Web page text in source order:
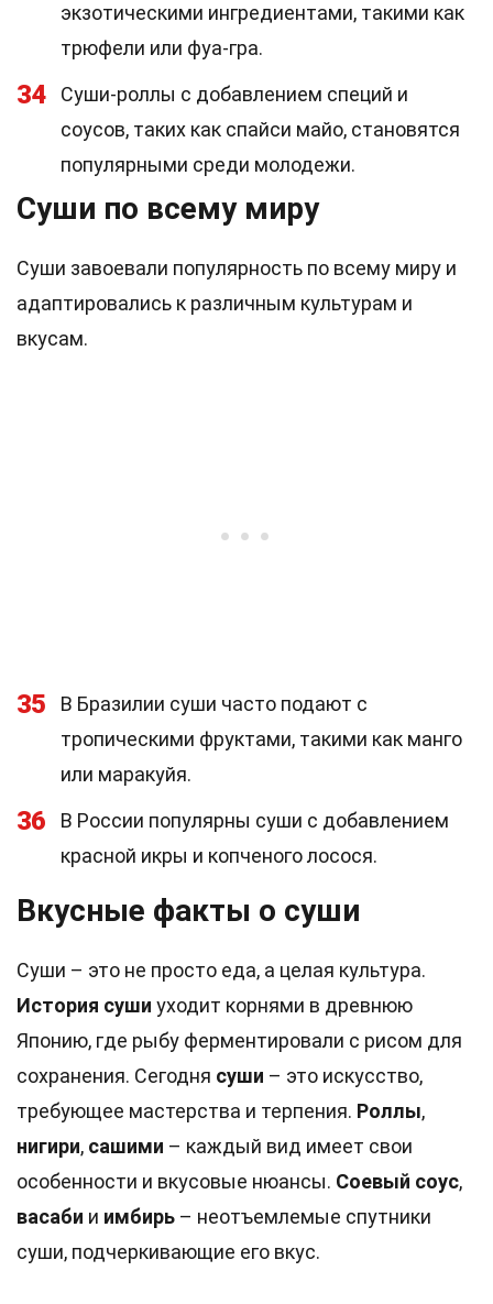
экзотическими ингредиентами, такими как
трюфели или фуа-гра.
34
Суши-роллы с добавлением специй и
соусов, таких как спайси майо, становятся
популярными среди молодежи.
Суши по всему миру
Суши завоевали популярность по всему миру и
адаптировались к различным культурам и
вкусам.
35
В Бразилии суши часто подают с
тропическими фруктами, такими как манго
или маракуйя.
36
В России популярны суши с добавлением
красной икры и копченого лосося.
Вкусные факты о суши
Суши – это не просто еда, а целая культура.
История суши уходит корнями в древнюю
Японию, где рыбу ферментировали с рисом для
сохранения. Сегодня суши – это искусство,
требующее мастерства и терпения. Роллы,
нигири, сашими – каждый вид имеет свои
особенности и вкусовые нюансы. Соевый соус,
васаби и имбирь – неотъемлемые спутники
суши, подчеркивающие его вкус.